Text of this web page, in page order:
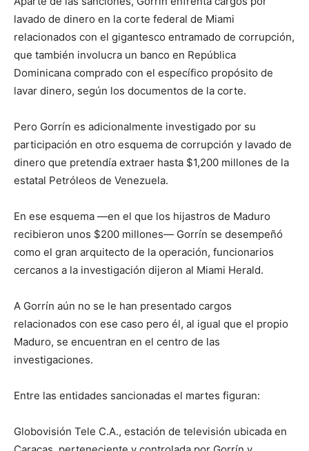
lavado de dinero en la corte federal de Miami
relacionados con el gigantesco entramado de corrupción,
que también involucra un banco en República
Dominicana comprado con el específico propósito de
lavar dinero, según los documentos de la corte.
Pero Gorrín es adicionalmente investigado por su
participación en otro esquema de corrupción y lavado de
dinero que pretendía extraer hasta $1,200 millones de la
estatal Petróleos de Venezuela.
En ese esquema —en el que los hijastros de Maduro
recibieron unos $200 millones— Gorrín se desempeñó
como el gran arquitecto de la operación, funcionarios
cercanos a la investigación dijeron al Miami Herald.
A Gorrín aún no se le han presentado cargos
relacionados con ese caso pero él, al igual que el propio
Maduro, se encuentran en el centro de las
investigaciones.
Entre las entidades sancionadas el martes figuran:
Globovisión Tele C.A., estación de televisión ubicada en